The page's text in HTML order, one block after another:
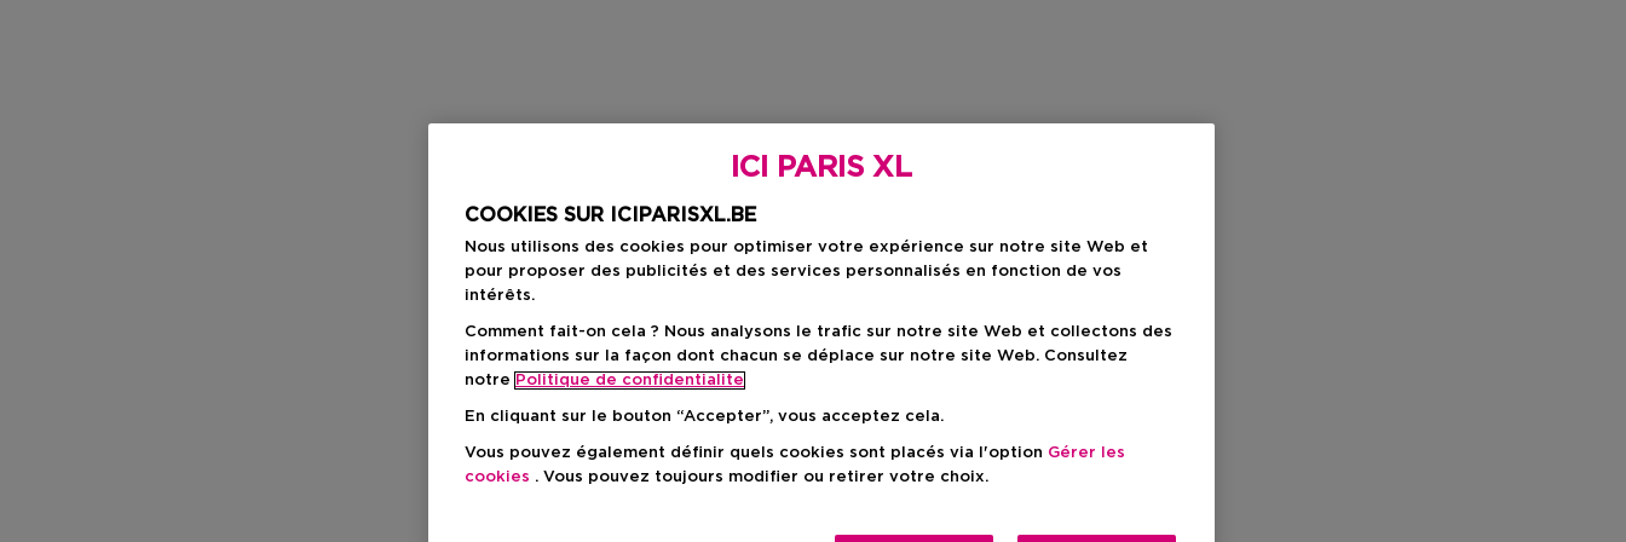
ICI PARIS XL
COOKIES SUR ICIPARISXL.BE
Nous utilisons des cookies pour optimiser votre expérience sur notre site Web et
pour proposer des publicités et des services personnalisés en fonction de vos
intérêts.
Comment fait-on cela ? Nous analysons le trafic sur notre site Web et collectons des
informations sur la façon dont chacun se déplace sur notre site Web. Consultez
notre Politique de confidentialite
En cliquant sur le bouton “Accepter”, vous acceptez cela.
Vous pouvez également définir quels cookies sont placés via l'option Gérer les
cookies . Vous pouvez toujours modifier ou retirer votre choix.